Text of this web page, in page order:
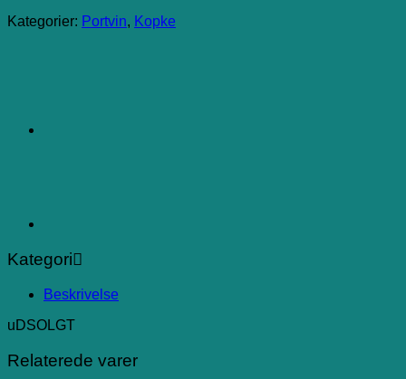
Kategorier: Portvin, Kopke
Kategori
Beskrivelse
uDSOLGT
Relaterede varer